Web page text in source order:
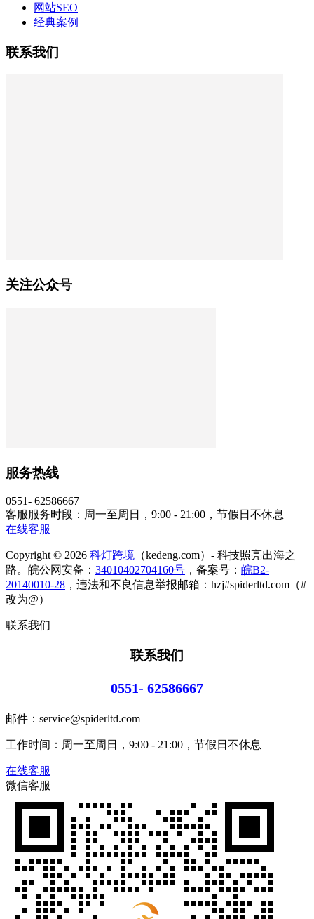
网站SEO
经典案例
联系我们
关注公众号
服务热线
0551- 62586667
客服服务时段：周一至周日，9:00 - 21:00，节假日不休息
在线客服
Copyright © 2026 科灯跨境 （kedeng.com）- 科技照亮出海之
路。皖公网安备： 34010402704160号 ，备案号： 皖B2-
20140010-28 ，违法和不良信息举报邮箱：hzj#spiderltd.com（#
改为@）
联系我们
联系我们
0551- 62586667
邮件：service@spiderltd.com
工作时间：周一至周日，9:00 - 21:00，节假日不休息
在线客服
微信客服